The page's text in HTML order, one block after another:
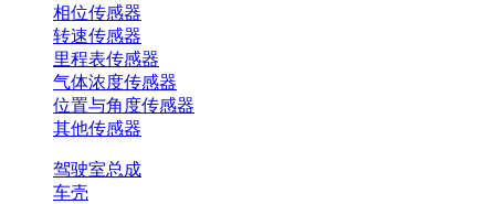
相位传感器
转速传感器
里程表传感器
气体浓度传感器
位置与角度传感器
其他传感器
驾驶室总成
车壳